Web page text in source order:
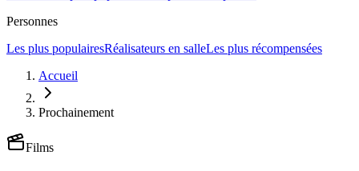
Personnes
Les plus populairesRéalisateurs en salleLes plus récompensées
Accueil
Prochainement
Films